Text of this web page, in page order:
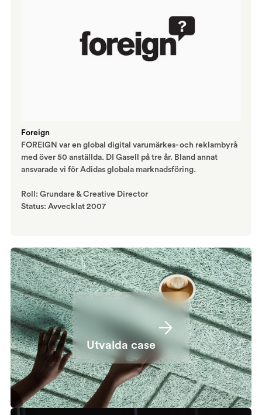
Foreign
FOREIGN var en global digital varumärkes- och reklambyrå
med över 50 anställda. DI Gasell på tre år. Bland annat
ansvarade vi för Adidas globala marknadsföring.
Roll: Grundare & Creative Director
Status: Avvecklat 2007
Utvalda case